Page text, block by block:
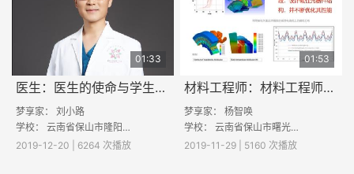
01:33
医生：医生的使命与学生的使命
梦享家： 刘小路
学校： 云南省保山市隆阳区潞江镇初级中学
2019-12-20 | 6264 次播放
01:53
材料工程师：材料工程师是干什么的
梦享家： 杨智唤
学校： 云南省保山市曙光中学
2019-11-29 | 5160 次播放